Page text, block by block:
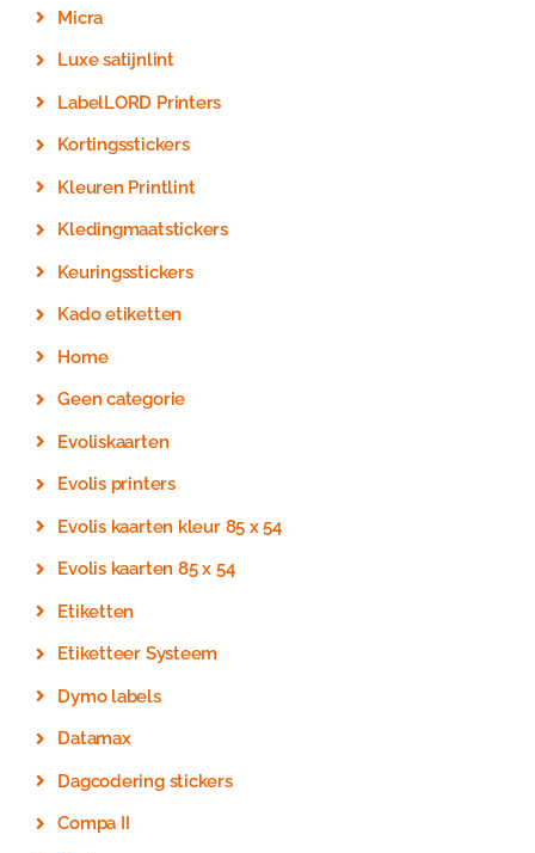
Micra
Luxe satijnlint
LabelLORD Printers
Kortingsstickers
Kleuren Printlint
Kledingmaatstickers
Keuringsstickers
Kado etiketten
Home
Geen categorie
Evoliskaarten
Evolis printers
Evolis kaarten kleur 85 x 54
Evolis kaarten 85 x 54
Etiketten
Etiketteer Systeem
Dymo labels
Datamax
Dagcodering stickers
Compa II